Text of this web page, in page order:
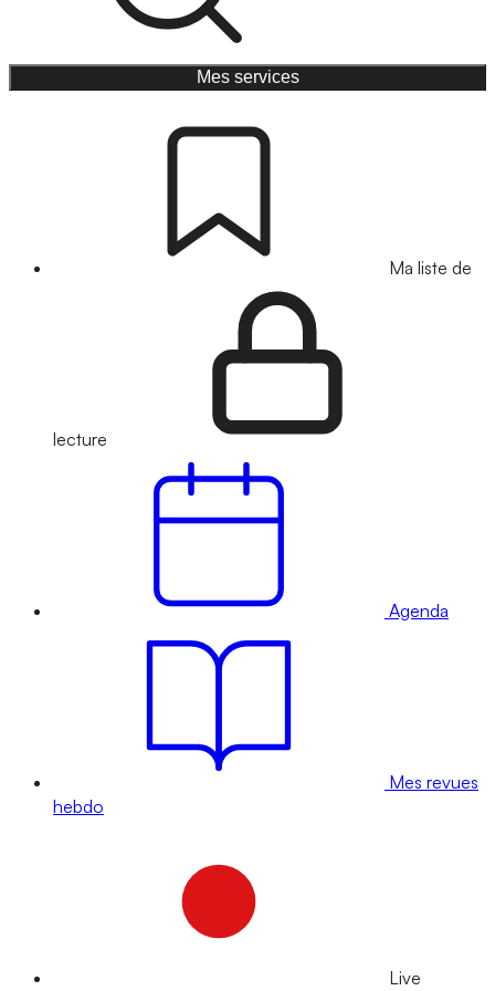
Mes services
Ma liste de
lecture
Agenda
Mes revues
hebdo
Live